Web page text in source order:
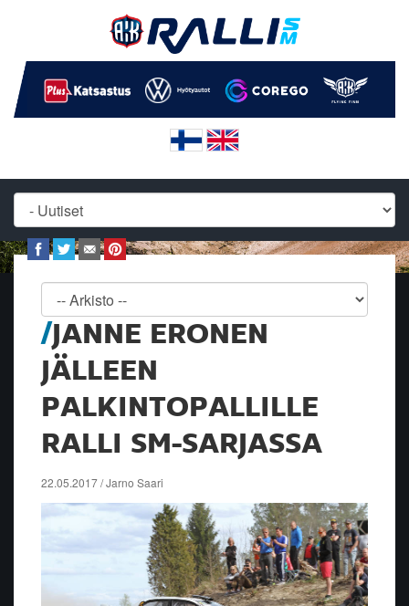
JANNE ERONEN
JÄLLEEN
PALKINTOPALLILLE
RALLI SM-SARJASSA
22.05.2017 / Jarno Saari